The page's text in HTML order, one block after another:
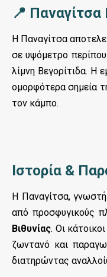
📍
Η Παναγίτσα
σε υψόμετρο
λίμνη Βεγορίτιδα. Η
ομορφότερα σημεία
τον κάμπο.
Ιστορία &
Η Παναγίτσα,
από προσφυγικούς
Βιθυνίας. Οι
ζωντανό και
διατηρώντας